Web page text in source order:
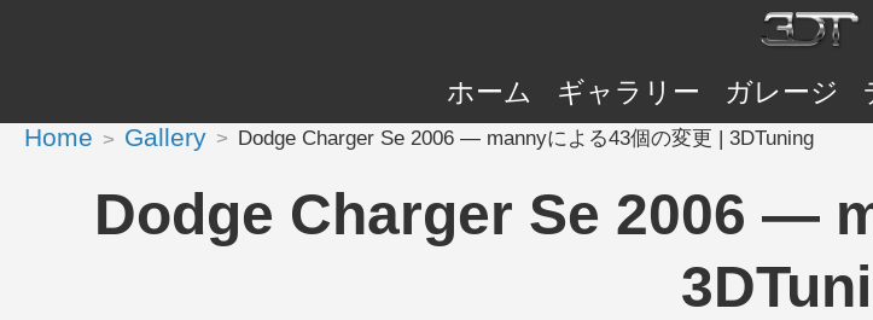
ホーム ギャラリー ガレージ
Home Gallery Dodge Charger Se 2006 — mannyによる43個の変更 | 3DTuning
Dodge Charger Se 2006 —